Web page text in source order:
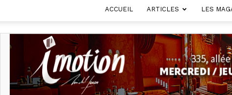
ACCUEIL ARTICLES LES